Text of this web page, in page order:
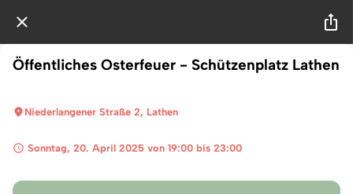
Öffentliches Osterfeuer - Schützenplatz Lathen
Niederlangener Straße 2, Lathen
Sonntag, 20. April 2025 von 19:00 bis 23:00